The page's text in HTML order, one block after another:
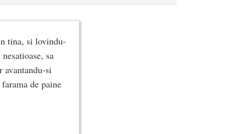
tina, si lovindu-
sa
avantandu-si
de paine